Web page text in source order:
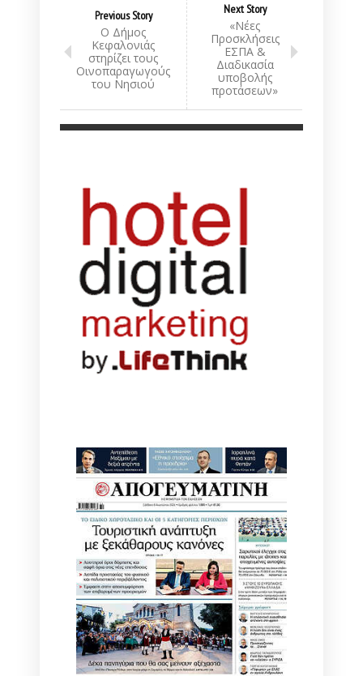
Previous Story
Ο Δήμος
Κεφαλονιάς
στηρίζει τους
Οινοπαραγωγούς
του Νησιού
Next Story
«Νέες
Προσκλήσεις
ΕΣΠΑ &
Διαδικασία
υποβολής
προτάσεων»